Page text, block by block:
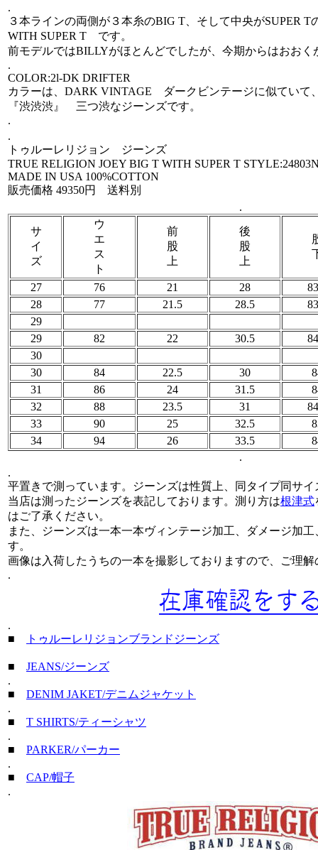
.
３本ラインの両側が３本糸のBIG T、そして中央がSUPER T
WITH SUPER T です。
前モデルではBILLYがほとんどでしたが、今期からはおおく
.
COLOR:2l-DK DRIFTER
カラーは、DARK VINTAGE ダークビンテージに似ていて
『渋渋渋』 三つ渋なジーンズです。
.
.
トゥルーレリジョン ジーンズ
TRUE RELIGION JOEY BIG T WITH SUPER T
MADE IN USA 100%COTTON
販売価格 49350円 送料別
.
サ
イ
ズ
ウ
エ
ス
ト
前
股
上
後
股
上
27 76 21 28
28
77 21.5 28.5
29
29
82 22 30.5
30
30
84 22.5 30
31
86 24 31.5
32
88 23.5 31
33
90 25 32.5
34
94 26 33.5
.
.
平置きで測っています。ジーンズは性質上、同タイプ同サ
当店は測ったジーンズを表記しております。測り方は根津式
はご了承ください。
また、ジーンズは一本一本ヴィンテージ加工、ダメージ加
す。
画像は入荷したうちの一本を撮影しておりますので、ご理
.
.
■
トゥルーレリジョンブランドジーンズ
■ JEANS/ジーンズ
.
■ DENIM JAKET/デニムジャケット
.
■ T SHIRTS/ティーシャツ
.
■ PARKER/パーカー
.
■ CAP/帽子
.